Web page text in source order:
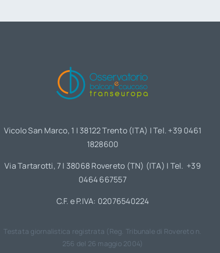
Vicolo San Marco, 1 | 38122 Trento (ITA) | Tel. +39 0461
1828600
Via Tartarotti, 7 | 38068 Rovereto (TN) (ITA) | Tel. +39
0464 667557
C.F. e P.IVA: 02076540224
Testata giornalistica registrata (Reg. Tribunale di Rovereto n.
256 del 26 maggio 2004)